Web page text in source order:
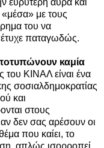
με τους
του να
παταγωδώς.
καμία
του ΚΙΝΑΛ είναι ένα
σοσιαλδημοκρατίας
και
στους
δεν σας αρέσουν οι
που καίει, το
απλώς ισορροπεί